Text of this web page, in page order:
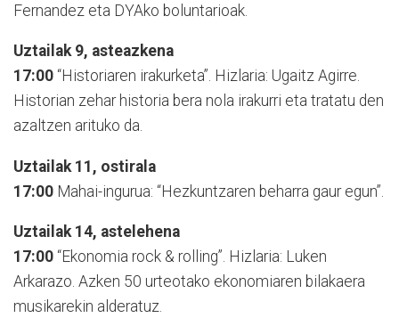
Fernandez eta DYAko boluntarioak.
Uztailak 9, asteazkena
17:00 “Historiaren irakurketa”. Hizlaria: Ugaitz Agirre.
Historian zehar historia bera nola irakurri eta tratatu den
azaltzen arituko da.
Uztailak 11, ostirala
17:00 Mahai-ingurua: “Hezkuntzaren beharra gaur egun”.
Uztailak 14, astelehena
17:00 “Ekonomia rock & rolling”. Hizlaria: Luken
Arkarazo. Azken 50 urteotako ekonomiaren bilakaera
musikarekin alderatuz.